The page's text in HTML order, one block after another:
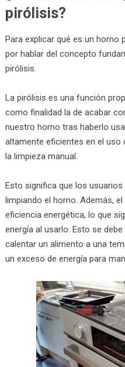
pirólisis?
Para explicar qué es un horno
por hablar del concepto
pirólisis.
La pirólisis es una función
como finalidad la de acabar
nuestro horno tras haberlo
altamente eficientes en el uso
la limpieza manual.
Esto significa que los
limpiando el horno. Además,
eficiencia energética, lo que
energía al usarlo. Esto se
calentar un alimento a una
un exceso de energía para